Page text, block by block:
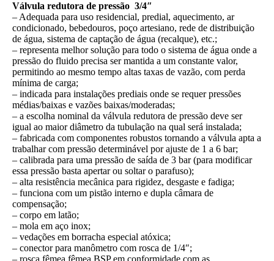
Válvula redutora de pressão 3/4″
– Adequada para uso residencial, predial, aquecimento, ar
condicionado, bebedouros, poço artesiano, rede de distribuição
de água, sistema de captação de água (recalque), etc.;
– representa melhor solução para todo o sistema de água onde a
pressão do fluido precisa ser mantida a um constante valor,
permitindo ao mesmo tempo altas taxas de vazão, com perda
mínima de carga;
– indicada para instalações prediais onde se requer pressões
médias/baixas e vazões baixas/moderadas;
– a escolha nominal da válvula redutora de pressão deve ser
igual ao maior diâmetro da tubulação na qual será instalada;
– fabricada com componentes robustos tornando a válvula apta a
trabalhar com pressão determinável por ajuste de 1 a 6 bar;
– calibrada para uma pressão de saída de 3 bar (para modificar
essa pressão basta apertar ou soltar o parafuso);
– alta resistência mecânica para rigidez, desgaste e fadiga;
– funciona com um pistão interno e dupla câmara de
compensação;
– corpo em latão;
– mola em aço inox;
– vedações em borracha especial atóxica;
– conector para manômetro com rosca de 1/4″;
– rosca fêmea fêmea BSP em conformidade com as